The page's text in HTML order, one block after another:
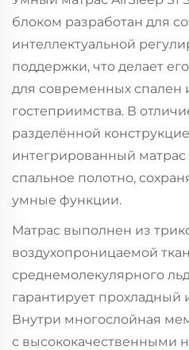
блоком разработан для
интеллектуальной
поддержки, что делает
для современных спален
гостеприимства. В
разделённой
интегрированный
спальное полотно,
умные функции.
Матрас выполнен из
воздухопроницаемой
среднемолекулярного
гарантирует
Внутри многослойная
с высококачественными